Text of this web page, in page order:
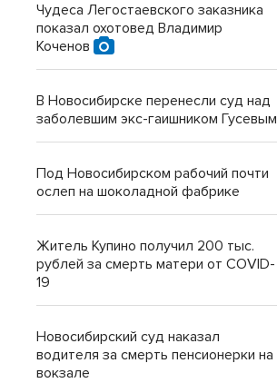
Чудеса Легостаевского заказника
показал охотовед Владимир
Коченов
В Новосибирске перенесли суд над
заболевшим экс-гаишником Гусевым
Под Новосибирском рабочий почти
ослеп на шоколадной фабрике
Житель Купино получил 200 тыс.
рублей за смерть матери от COVID-
19
Новосибирский суд наказал
водителя за смерть пенсионерки на
вокзале